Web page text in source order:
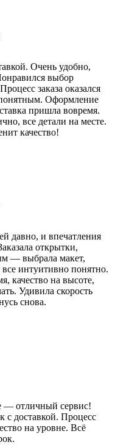
Очень удобно,
выбор
заказа оказался
Оформление
пришла вовремя.
все детали на месте.
качество!
давно, и впечатления
открытки,
— выбрала макет,
все интуитивно понятно.
качество на высоте,
Удивила скорость
снова.
— отличный сервис!
с доставкой. Процесс
на уровне. Всё